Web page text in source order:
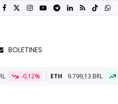
BOLETINES
9.799,13 BRL 0,47% BTC